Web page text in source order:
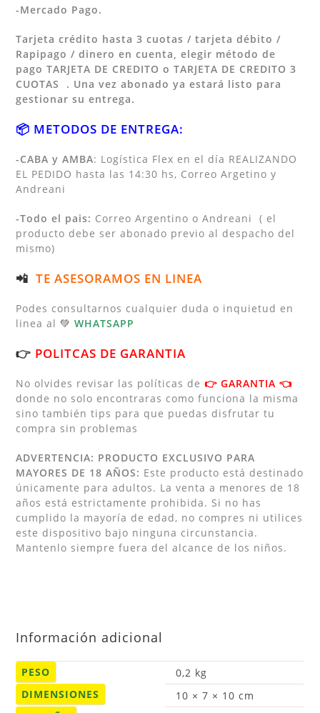
-Mercado Pago.
Tarjeta crédito hasta 3 cuotas / tarjeta débito /
Rapipago / dinero en cuenta,elegir método de
pago TARJETA DE CREDITO o TARJETA DE CREDITO 3
CUOTAS . Una vez abonado ya estará listo para
gestionar su entrega.
📦 METODOS DE ENTREGA:
-CABA y AMBA: Logística Flex en el día REALIZANDO
EL PEDIDO hasta las 14:30 hs, Correo Argetino y
Andreani
-Todo el pais: Correo Argentino o Andreani ( el
producto debe ser abonado previo al despacho del
mismo)
📲TE ASESORAMOS EN LINEA
Podes consultarnos cualquier duda o inquietud en
linea al 💚WHATSAPP
👉 POLITCAS DE GARANTIA
No olvides revisar las políticas de 👉GARANTIA 👈
donde no solo encontraras como funciona la misma
sino también tips para que puedas disfrutar tu
compra sin problemas
ADVERTENCIA: PRODUCTO EXCLUSIVO PARA
MAYORES DE 18 AÑOS: Este producto está destinado
únicamente para adultos. La venta a menores de 18
años está estrictamente prohibida. Si no has
cumplido la mayoría de edad, no compres ni utilices
este dispositivo bajo ninguna circunstancia.
Mantenlo siempre fuera del alcance de los niños.
Información adicional
PESO
0,2 kg
DIMENSIONES
10 × 7 × 10 cm